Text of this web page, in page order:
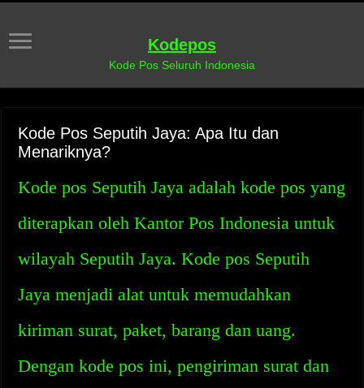
Kodepos
Kode Pos Seluruh Indonesia
Kode Pos Seputih Jaya: Apa Itu dan
Menariknya?
Kode pos Seputih Jaya adalah kode pos yang
diterapkan oleh Kantor Pos Indonesia untuk
wilayah Seputih Jaya. Kode pos Seputih
Jaya menjadi alat untuk memudahkan
kiriman surat, paket, barang dan uang.
Dengan kode pos ini, pengiriman surat dan